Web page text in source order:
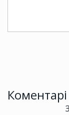
Коментарі